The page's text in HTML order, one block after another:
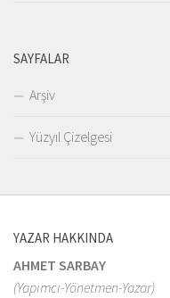
SAYFALAR
Arşiv
Yüzyıl Çizelgesi
YAZAR HAKKINDA
AHMET SARBAY
(Yapımcı-Yönetmen-Yazar)